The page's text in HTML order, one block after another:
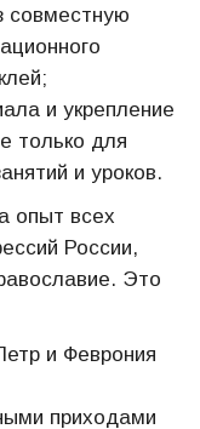
совместную
и укрепление
только для
и уроков.
опыт всех
России,
Это
и Феврония
приходами